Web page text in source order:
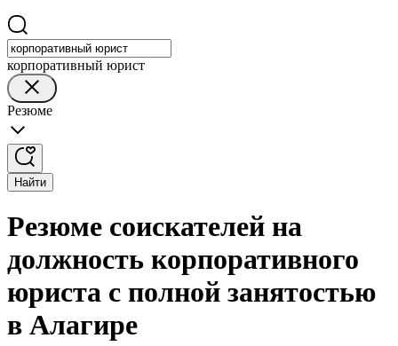
корпоративный юрист
Резюме
Найти
Резюме соискателей на
должность корпоративного
юриста с полной занятостью
в Алагире